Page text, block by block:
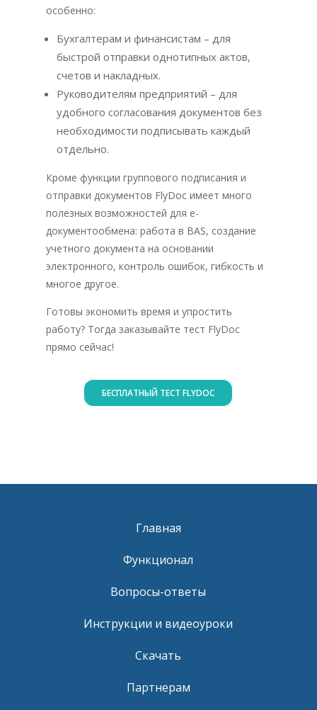
особенно:
Бухгалтерам и финансистам – для
быстрой отправки однотипных актов,
счетов и накладных.
Руководителям предприятий – для
удобного согласования документов без
необходимости подписывать каждый
отдельно.
Кроме функции группового подписания и
отправки документов FlyDoc имеет много
полезных возможностей для е-
документообмена: работа в BAS, создание
учетного документа на основании
электронного, контроль ошибок, гибкость и
многое другое.
Готовы экономить время и упростить
работу? Тогда заказывайте тест FlyDoc
прямо сейчас!
БЕСПЛАТНЫЙ ТЕСТ FLYDOC
Главная
Функционал
Вопросы-ответы
Инструкции и видеоуроки
Скачать
Партнерам